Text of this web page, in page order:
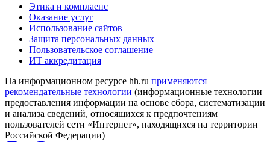
Этика и комплаенс
Оказание услуг
Использование сайтов
Защита персональных данных
Пользовательское соглашение
ИТ аккредитация
На информационном ресурсе hh.ru применяются
рекомендательные технологии (информационные технологии
предоставления информации на основе сбора, систематизации
и анализа сведений, относящихся к предпочтениям
пользователей сети «Интернет», находящихся на территории
Российской Федерации)